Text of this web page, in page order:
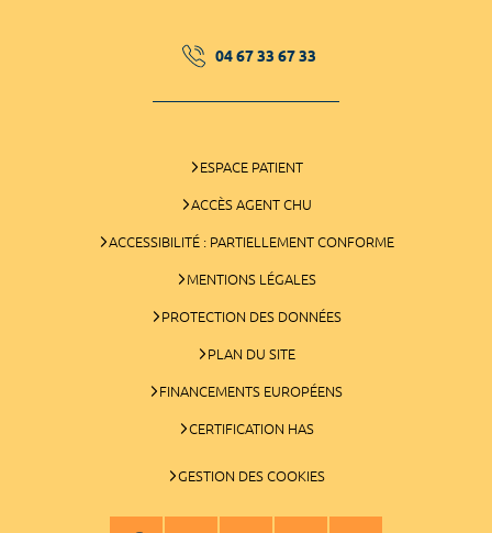
04 67 33 67 33
ESPACE PATIENT
ACCÈS AGENT CHU
ACCESSIBILITÉ : PARTIELLEMENT CONFORME
MENTIONS LÉGALES
PROTECTION DES DONNÉES
PLAN DU SITE
FINANCEMENTS EUROPÉENS
CERTIFICATION HAS
GESTION DES COOKIES